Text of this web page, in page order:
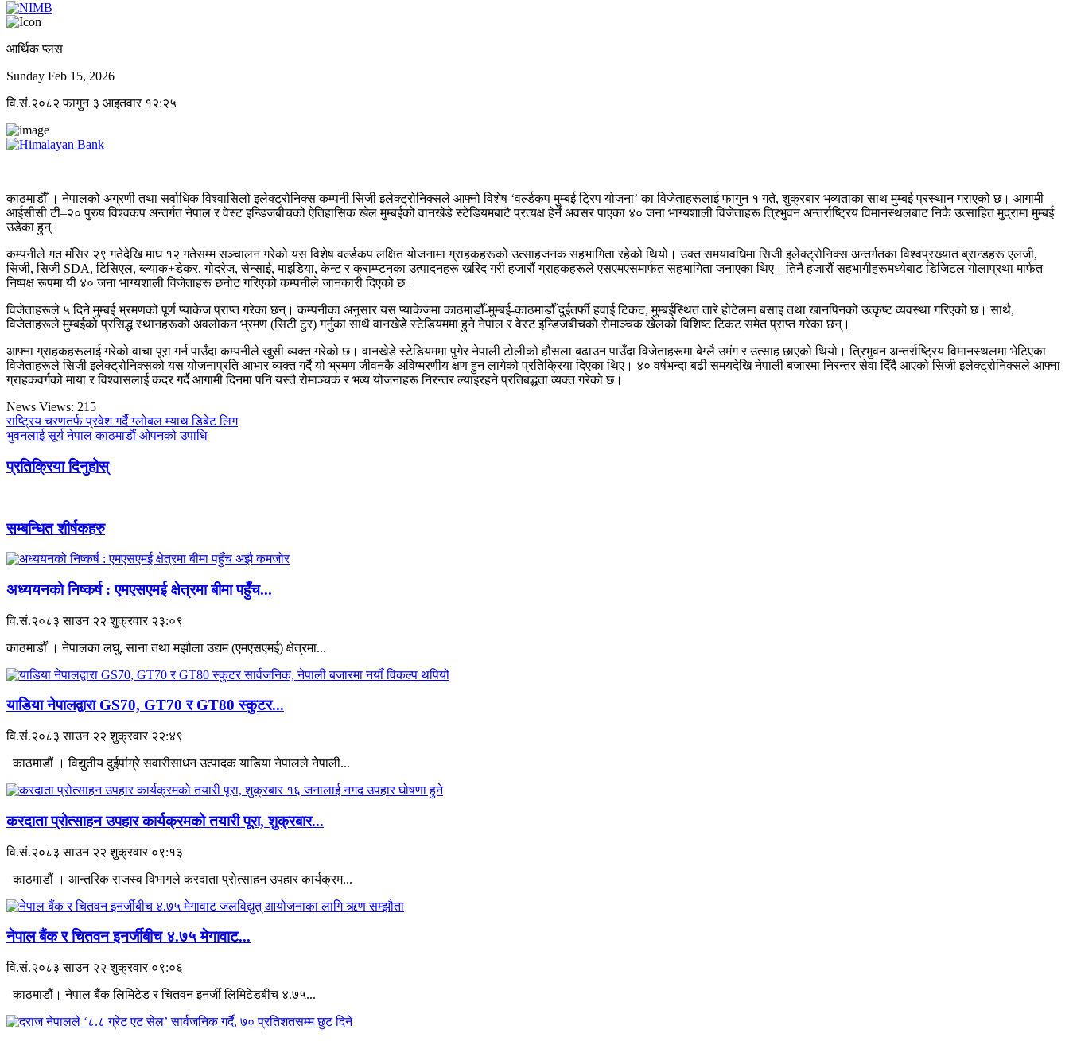
आर्थिक प्लस
Sunday Feb 15, 2026
वि.सं.२०८२ फागुन ३ आइतवार १२:२५
काठमाडौँ । नेपालको अग्रणी तथा सर्वाधिक विश्वासिलो इलेक्ट्रोनिक्स कम्पनी सिजी इलेक्ट्रोनिक्सले आफ्नो विशेष ‘वर्ल्डकप मुम्बई ट्रिप योजना’ का विजेताहरूलाई फागुन १ गते, शुक्रबार भव्यताका साथ मुम्बई प्रस्थान गराएको छ। आगामी
आईसीसी टी–२० पुरुष विश्वकप अन्तर्गत नेपाल र वेस्ट इन्डिजबीचको ऐतिहासिक खेल मुम्बईको वानखेडे स्टेडियमबाटै प्रत्यक्ष हेर्ने अवसर पाएका ४० जना भाग्यशाली विजेताहरू त्रिभुवन अन्तर्राष्ट्रिय विमानस्थलबाट निकै उत्साहित मुद्रामा मुम्बई
उडेका हुन्।
कम्पनीले गत मंसिर २९ गतेदेखि माघ १२ गतेसम्म सञ्चालन गरेको यस विशेष वर्ल्डकप लक्षित योजनामा ग्राहकहरूको उत्साहजनक सहभागिता रहेको थियो। उक्त समयावधिमा सिजी इलेक्ट्रोनिक्स अन्तर्गतका विश्वप्रख्यात ब्रान्डहरू एलजी,
सिजी, सिजी SDA, टिसिएल, ब्ल्याक+डेकर, गोदरेज, सेन्साई, माइडिया, केन्ट र क्राम्प्टनका उत्पादनहरू खरिद गरी हजारौं ग्राहकहरूले एसएमएसमार्फत सहभागिता जनाएका थिए। तिनै हजारौं सहभागीहरूमध्येबाट डिजिटल गोलाप्रथा मार्फत
निष्पक्ष रूपमा यी ४० जना भाग्यशाली विजेताहरू छनोट गरिएको कम्पनीले जानकारी दिएको छ।
विजेताहरूले ५ दिने मुम्बई भ्रमणको पूर्ण प्याकेज प्राप्त गरेका छन्। कम्पनीका अनुसार यस प्याकेजमा काठमाडौँ-मुम्बई-काठमाडौँ दुईतर्फी हवाई टिकट, मुम्बईस्थित तारे होटेलमा बसाइ तथा खानपिनको उत्कृष्ट व्यवस्था गरिएको छ। साथै,
विजेताहरूले मुम्बईको प्रसिद्ध स्थानहरूको अवलोकन भ्रमण (सिटी टुर) गर्नुका साथै वानखेडे स्टेडियममा हुने नेपाल र वेस्ट इन्डिजबीचको रोमाञ्चक खेलको विशिष्ट टिकट समेत प्राप्त गरेका छन्।
आफ्ना ग्राहकहरूलाई गरेको वाचा पूरा गर्न पाउँदा कम्पनीले खुसी व्यक्त गरेको छ। वानखेडे स्टेडियममा पुगेर नेपाली टोलीको हौसला बढाउन पाउँदा विजेताहरूमा बेग्लै उमंग र उत्साह छाएको थियो। त्रिभुवन अन्तर्राष्ट्रिय विमानस्थलमा भेटिएका
विजेताहरूले सिजी इलेक्ट्रोनिक्सको यस योजनाप्रति आभार व्यक्त गर्दै यो भ्रमण जीवनकै अविष्मरणीय क्षण हुन लागेको प्रतिक्रिया दिएका थिए। ४० वर्षभन्दा बढी समयदेखि नेपाली बजारमा निरन्तर सेवा दिँदै आएको सिजी इलेक्ट्रोनिक्सले आफ्ना
ग्राहकवर्गको माया र विश्वासलाई कदर गर्दै आगामी दिनमा पनि यस्तै रोमाञ्चक र भव्य योजनाहरू निरन्तर ल्याइरहने प्रतिबद्धता व्यक्त गरेको छ।
News Views: 215
राष्ट्रिय चरणतर्फ प्रवेश गर्दै ग्लोबल म्याथ डिबेट लिग
भुवनलाई सूर्य नेपाल काठमाडौं ओपनको उपाधि
प्रतिक्रिया दिनुहोस्
सम्बन्धित शीर्षकहरु
अध्ययनको निष्कर्ष : एमएसएमई क्षेत्रमा बीमा पहुँच...
वि.सं.२०८३ साउन २२ शुक्रवार २३:०९
काठमाडौँ । नेपालका लघु, साना तथा मझौला उद्यम (एमएसएमई) क्षेत्रमा...
याडिया नेपालद्वारा GS70, GT70 र GT80 स्कुटर...
वि.सं.२०८३ साउन २२ शुक्रवार २२:४९
काठमाडौं । विद्युतीय दुईपांग्रे सवारीसाधन उत्पादक याडिया नेपालले नेपाली...
करदाता प्रोत्साहन उपहार कार्यक्रमको तयारी पूरा, शुक्रबार...
वि.सं.२०८३ साउन २२ शुक्रवार ०९:१३
काठमाडौं । आन्तरिक राजस्व विभागले करदाता प्रोत्साहन उपहार कार्यक्रम...
नेपाल बैंक र चितवन इनर्जीबीच ४.७५ मेगावाट...
वि.सं.२०८३ साउन २२ शुक्रवार ०९:०६
काठमाडौं। नेपाल बैंक लिमिटेड र चितवन इनर्जी लिमिटेडबीच ४.७५...